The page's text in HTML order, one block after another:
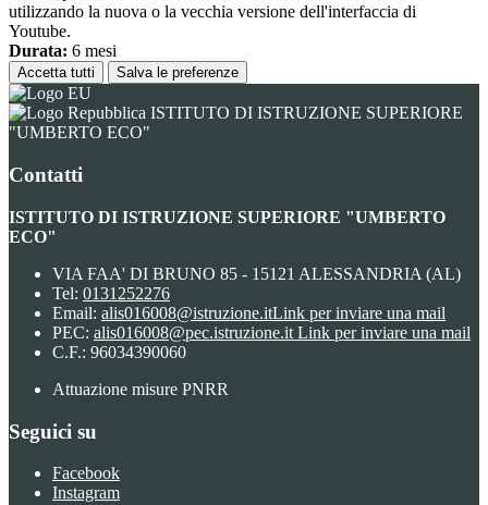
utilizzando la nuova o la vecchia versione dell'interfaccia di
Youtube.
Durata: 6 mesi
Accetta tutti Salva le preferenze
ISTITUTO DI ISTRUZIONE SUPERIORE
"UMBERTO ECO"
Contatti
ISTITUTO DI ISTRUZIONE SUPERIORE "UMBERTO
ECO"
VIA FAA' DI BRUNO 85 - 15121 ALESSANDRIA (AL)
Tel: 0131252276
Email: alis016008@istruzione.itLink per inviare una mail
PEC: alis016008@pec.istruzione.it Link per inviare una mail
C.F.: 96034390060
Attuazione misure PNRR
Seguici su
Facebook
Instagram